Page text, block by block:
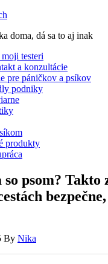
doma, dá sa to aj inak
testeri
a konzultácie
pre páničkov a psíkov
podniky
produkty
psom? Takto
By Nika